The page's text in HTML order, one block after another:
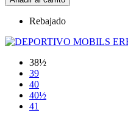
Rebajado
38½
39
40
40½
41